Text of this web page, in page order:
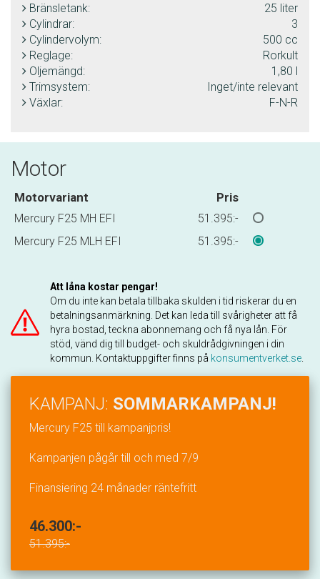
Bränsletank:
25 liter
Cylindrar:
3
Cylindervolym:
500 cc
Reglage:
Rorkult
Oljemängd:
1,80 l
Trimsystem:
Inget/inte relevant
Växlar:
F-N-R
Motor
Motorvariant Pris
Mercury F25 MH EFI
51.395:-
Mercury F25 MLH EFI
51.395:-
Att låna kostar pengar!
Om du inte kan betala tillbaka skulden i tid riskerar du en
betalningsanmärkning. Det kan leda till svårigheter att få
hyra bostad, teckna abonnemang och få nya lån. För
stöd, vänd dig till budget- och skuldrådgivningen i din
kommun. Kontaktuppgifter finns på konsumentverket.se
KAMPANJ: SOMMARKAMPANJ!
Mercury F25 till kampanjpris!
Kampanjen pågår till och med 7/9
Finansiering 24 månader räntefritt
46.300:-
51.395:-